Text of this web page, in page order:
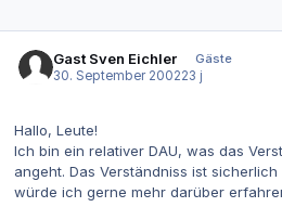
Gast Sven Eichler
Gäste
30. September 200223 j
Hallo, Leute!
Ich bin ein relativer DAU, was das
angeht. Das Verständniss ist
würde ich gerne mehr darüber